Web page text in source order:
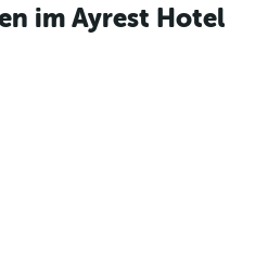
im Ayrest Hotel